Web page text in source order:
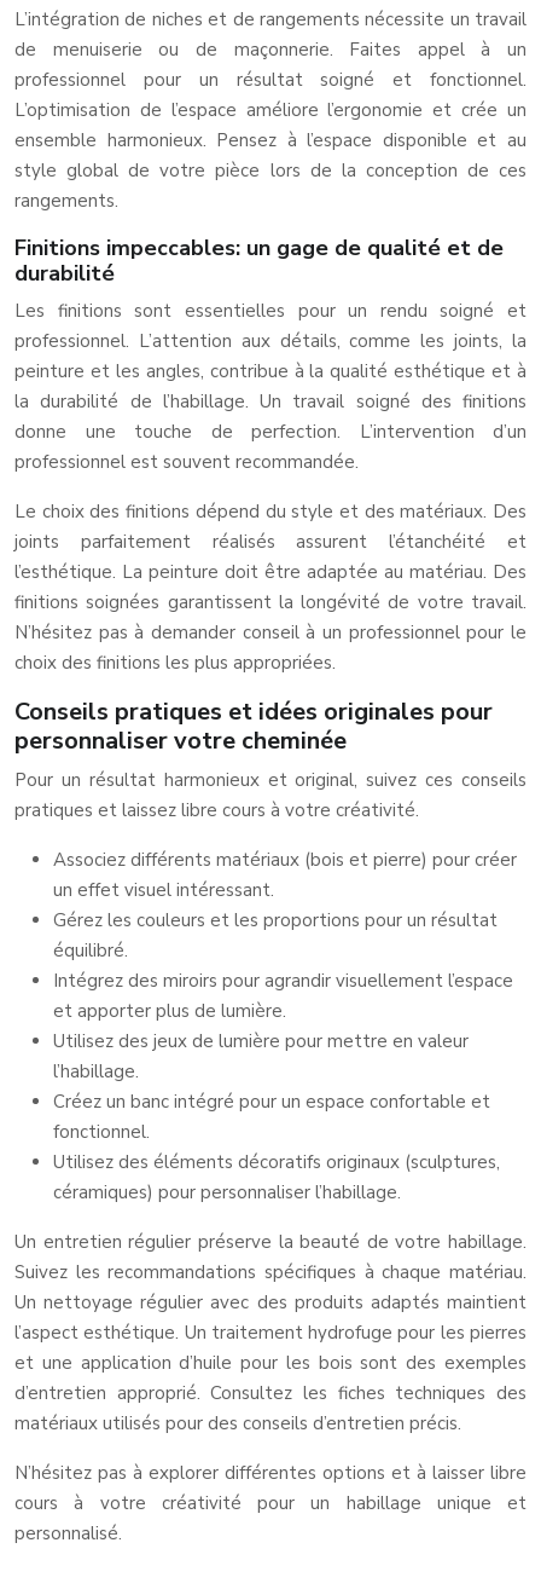
L’intégration de niches et de rangements nécessite un travail
de menuiserie ou de maçonnerie. Faites appel à un
professionnel pour un résultat soigné et fonctionnel.
L’optimisation de l’espace améliore l’ergonomie et crée un
ensemble harmonieux. Pensez à l’espace disponible et au
style global de votre pièce lors de la conception de ces
rangements.
Finitions impeccables: un gage de qualité et de
durabilité
Les finitions sont essentielles pour un rendu soigné et
professionnel. L’attention aux détails, comme les joints, la
peinture et les angles, contribue à la qualité esthétique et à
la durabilité de l’habillage. Un travail soigné des finitions
donne une touche de perfection. L’intervention d’un
professionnel est souvent recommandée.
Le choix des finitions dépend du style et des matériaux. Des
joints parfaitement réalisés assurent l’étanchéité et
l’esthétique. La peinture doit être adaptée au matériau. Des
finitions soignées garantissent la longévité de votre travail.
N’hésitez pas à demander conseil à un professionnel pour le
choix des finitions les plus appropriées.
Conseils pratiques et idées originales pour
personnaliser votre cheminée
Pour un résultat harmonieux et original, suivez ces conseils
pratiques et laissez libre cours à votre créativité.
Associez différents matériaux (bois et pierre) pour créer
un effet visuel intéressant.
Gérez les couleurs et les proportions pour un résultat
équilibré.
Intégrez des miroirs pour agrandir visuellement l’espace
et apporter plus de lumière.
Utilisez des jeux de lumière pour mettre en valeur
l’habillage.
Créez un banc intégré pour un espace confortable et
fonctionnel.
Utilisez des éléments décoratifs originaux (sculptures,
céramiques) pour personnaliser l’habillage.
Un entretien régulier préserve la beauté de votre habillage.
Suivez les recommandations spécifiques à chaque matériau.
Un nettoyage régulier avec des produits adaptés maintient
l’aspect esthétique. Un traitement hydrofuge pour les pierres
et une application d’huile pour les bois sont des exemples
d’entretien approprié. Consultez les fiches techniques des
matériaux utilisés pour des conseils d’entretien précis.
N’hésitez pas à explorer différentes options et à laisser libre
cours à votre créativité pour un habillage unique et
personnalisé.